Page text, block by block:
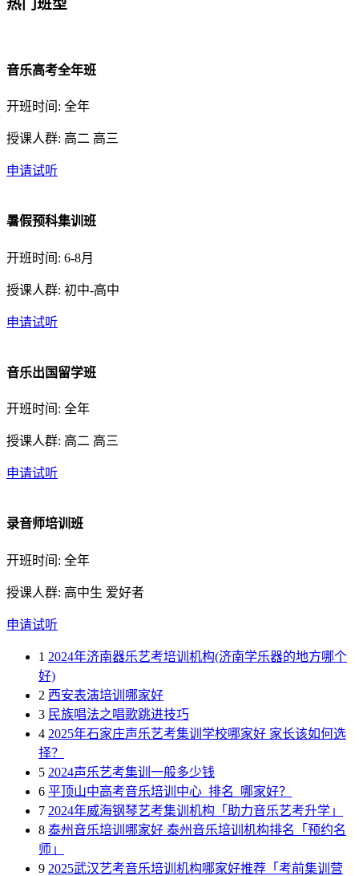
热门班型
音乐高考全年班
开班时间: 全年
授课人群: 高二 高三
申请试听
暑假预科集训班
开班时间: 6-8月
授课人群: 初中-高中
申请试听
音乐出国留学班
开班时间: 全年
授课人群: 高二 高三
申请试听
录音师培训班
开班时间: 全年
授课人群: 高中生 爱好者
申请试听
1 2024年济南器乐艺考培训机构(济南学乐器的地方哪个
好)
2 西安表演培训哪家好
3 民族唱法之唱歌跳进技巧
4 2025年石家庄声乐艺考集训学校哪家好 家长该如何选
择？
5 2024声乐艺考集训一般多少钱
6 平顶山中高考音乐培训中心_排名_哪家好？
7 2024年威海钢琴艺考集训机构「助力音乐艺考升学」
8 泰州音乐培训哪家好 泰州音乐培训机构排名「预约名
师」
9 2025武汉艺考音乐培训机构哪家好推荐「考前集训营